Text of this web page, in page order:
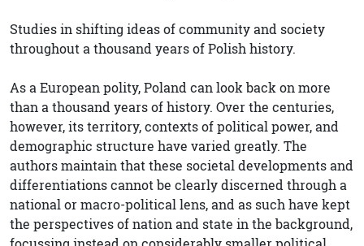
Studies in shifting ideas of community and society
throughout a thousand years of Polish history.
As a European polity, Poland can look back on more
than a thousand years of history. Over the centuries,
however, its territory, contexts of political power, and
demographic structure have varied greatly. The
authors maintain that these societal developments and
differentiations cannot be clearly discerned through a
national or macro-political lens, and as such have kept
the perspectives of nation and state in the background,